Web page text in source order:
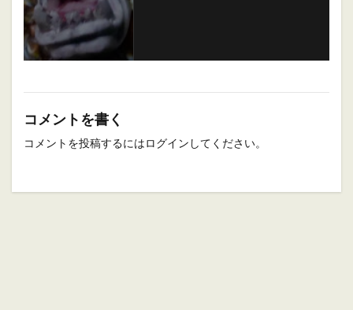
コメントを書く
コメントを投稿するにはログイン してください。